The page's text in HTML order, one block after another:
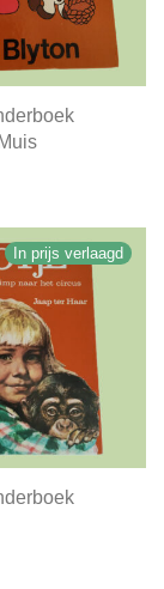
In prijs verlaagd
prijs was:
prijs is: €2,00.